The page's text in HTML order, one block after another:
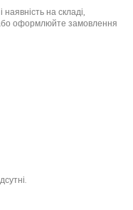
на складі,
оформлюйте замовлення